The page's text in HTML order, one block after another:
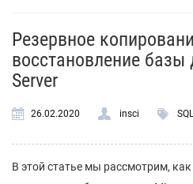
Резервное
восстановление базы
Server
26.02.2020 insci
В этой статье мы рассмотрим,